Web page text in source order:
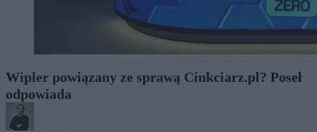
Wipler powiązany ze sprawą Cinkciarz.pl? Poseł
odpowiada